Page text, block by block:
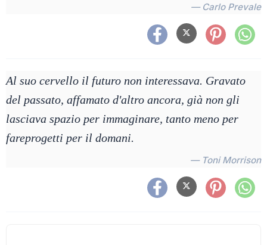
— Carlo Prevale
Al suo cervello il futuro non interessava. Gravato
del passato, affamato d'altro ancora, già non gli
lasciava spazio per immaginare, tanto meno per
fareprogetti per il domani.
— Toni Morrison